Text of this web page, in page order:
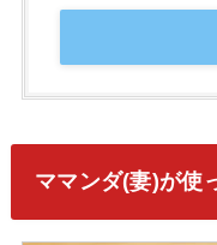
ママンダ(妻)が使